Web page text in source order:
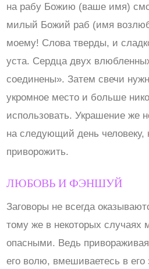
на рабу Божию (ваше имя)
милый Божий раб (имя
моему! Слова тверды, и
уста. Сердца двух
соединены». Затем свечи
укромное место и больше
использовать. Украшение же
на следующий день человеку,
приворожить.
ЛЮБОВЬ И ФЭНШУЙ
Заговоры не всегда
тому же в некоторых случаях
опасными. Ведь
его волю, вмешиваетесь в его